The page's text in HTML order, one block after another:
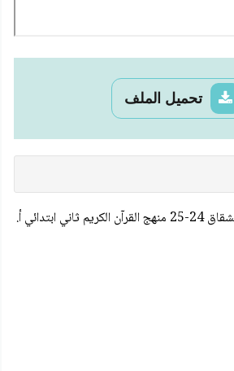
تحميل الملف
عرض بوربوينت سورة الانشقاق 24-25 منهج القرآن الكريم ثاني ابتدائي أ.